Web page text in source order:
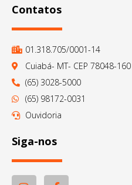
Contatos
01.318.705/0001-14
Cuiabá- MT- CEP 78048-160
(65) 3028-5000
(65) 98172-0031
Ouvidoria
Siga-nos